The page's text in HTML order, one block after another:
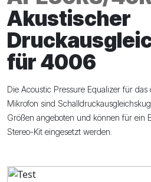
Akustischer
für 4006
Die Acoustic Pressure Equalizer für
Mikrofon sind
Größen angeboten und können für ein
Stereo-Kit eingesetzt werden.